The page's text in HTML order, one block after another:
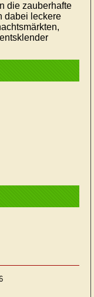
die zauberhafte
dabei leckere